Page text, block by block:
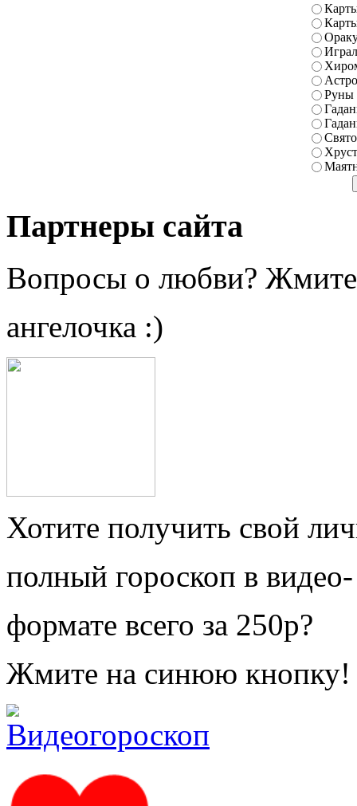
Руны
Партнеры сайта
Вопросы о любви?
ангелочка :)
Хотите получить свой
полный гороскоп в видео-
формате всего за 250р?
Жмите на синюю кнопку!